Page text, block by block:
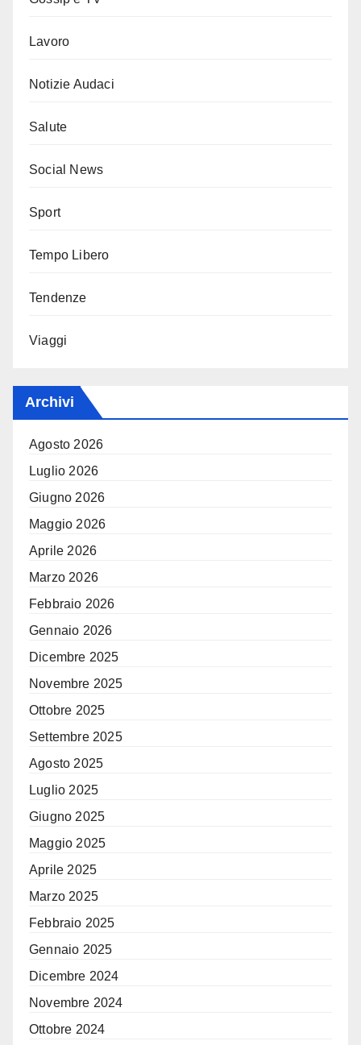
Lavoro
Notizie Audaci
Salute
Social News
Sport
Tempo Libero
Tendenze
Viaggi
Archivi
Agosto 2026
Luglio 2026
Giugno 2026
Maggio 2026
Aprile 2026
Marzo 2026
Febbraio 2026
Gennaio 2026
Dicembre 2025
Novembre 2025
Ottobre 2025
Settembre 2025
Agosto 2025
Luglio 2025
Giugno 2025
Maggio 2025
Aprile 2025
Marzo 2025
Febbraio 2025
Gennaio 2025
Dicembre 2024
Novembre 2024
Ottobre 2024